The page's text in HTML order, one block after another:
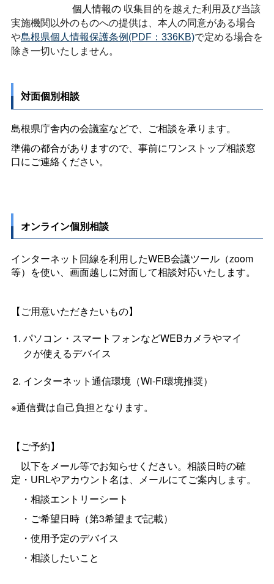
個人情報の 収集目的を越えた利用及び当該
実施機関以外のものへの提供は、本人の同意がある場合
や島根県個人情報保護条例(PDF：336KB)で定める場合を
除き一切いたしません。
対面個別相談
島根県庁舎内の会議室などで、ご相談を承ります。
準備の都合がありますので、事前にワンストップ相談窓
口にご連絡ください。
オンライン個別相談
インターネット回線を利用したWEB会議ツール（zoom
等）を使い、画面越しに対面して相談対応いたします。
【ご用意いただきたいもの】
パソコン・スマートフォンなどWEBカメラやマイ
クが使えるデバイス
インターネット通信環境（Wi-Fi環境推奨）
※通信費は自己負担となります。
【ご予約】
以下をメール等でお知らせください。相談日時の確
定・URLやアカウント名は、メールにてご案内します。
・相談エントリーシート
・ご希望日時（第3希望まで記載）
・使用予定のデバイス
・相談したいこと